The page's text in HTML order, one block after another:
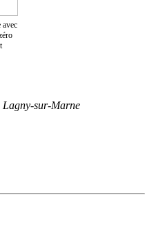
avec
Lagny-sur-Marne